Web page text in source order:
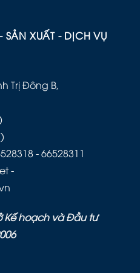
SẢN XUẤT - DỊCH VỤ
Trị Đông B,
- 66528311
-
Kế hoạch và Đầu tư